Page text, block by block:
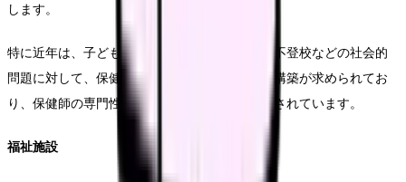
します。
特に近年は、子どもの貧困やヤングケアラー、不登校などの社会的
問題に対して、保健室を拠点とした支援体制の構築が求められてお
り、保健師の専門性を活かした取り組みが期待されています。
福祉施設